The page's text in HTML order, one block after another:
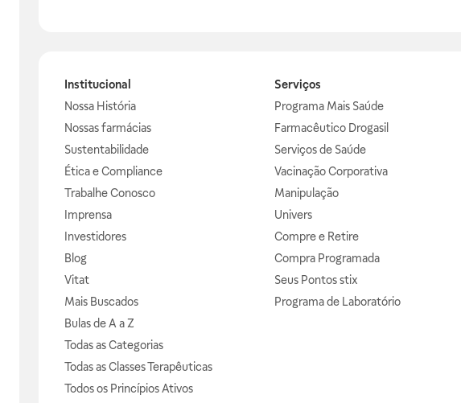
Institucional
Nossa História
Nossas farmácias
Sustentabilidade
Ética e Compliance
Trabalhe Conosco
Imprensa
Investidores
Blog
Vitat
Mais Buscados
Bulas de A a Z
Todas as Categorias
Todas as Classes Terapêuticas
Todos os Princípios Ativos
Serviços
Programa Mais Saúde
Farmacêutico Drogasil
Serviços de Saúde
Vacinação Corporativa
Manipulação
Univers
Compre e Retire
Compra Programada
Seus Pontos stix
Programa de Laboratório